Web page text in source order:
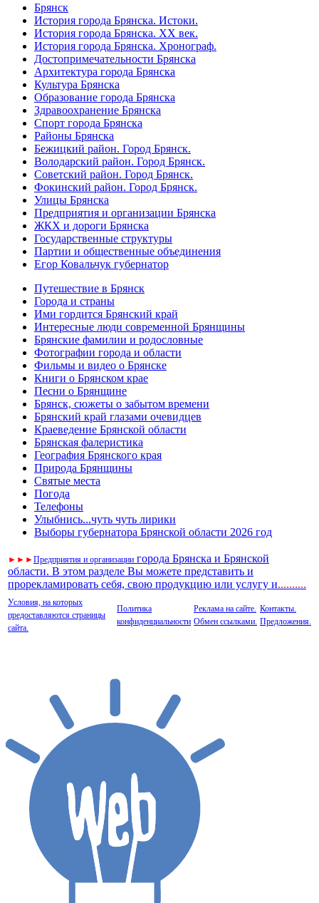
Брянск
История города Брянска. Истоки.
История города Брянска. XX век.
История города Брянска. Хронограф.
Достопримечательности Брянска
Архитектура города Брянска
Культура Брянска
Образование города Брянска
Здравоохранение Брянска
Спорт города Брянска
Районы Брянска
Бежицкий район. Город Брянск.
Володарский район. Город Брянск.
Советский район. Город Брянск.
Фокинский район. Город Брянск.
Улицы Брянска
Предприятия и организации Брянска
ЖКХ и дороги Брянска
Государственные структуры
Партии и общественные объединения
Егор Ковальчук губернатор
Путешествие в Брянск
Города и страны
Ими гордится Брянский край
Интересные люди современной Брянщины
Брянские фамилии и родословные
Фотографии города и области
Фильмы и видео о Брянске
Книги о Брянском крае
Песни о Брянщине
Брянск, сюжеты о забытом времени
Брянский край глазами очевидцев
Краеведение Брянской области
Брянская фалеристика
География Брянского края
Природа Брянщины
Святые места
Погода
Телефоны
Улыбнись...чуть чуть лирики
Выборы губернатора Брянской области 2026 год
► ► ►Предприятия и организации города Брянска и Брянской
области. В этом разделе Вы можете представить и
прорекламировать себя, свою продукцию или услугу и..........
Условия, на которых
предоставляются страницы
сайта.
Политика
конфиденциальности
Реклама на сайте.
Обмен ссылками.
Контакты.
Предложения.